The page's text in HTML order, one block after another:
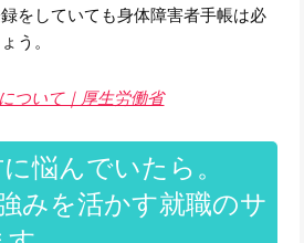
をしていても身体障害者手帳は必
う。
ついて｜厚生労働省
悩んでいたら。
みを活かす就職のサ